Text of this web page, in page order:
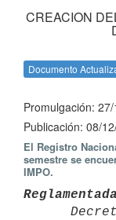
CREACION
Documento
Promulgación:
Publicación: 08/
El Registro
semestre se
IMPO.